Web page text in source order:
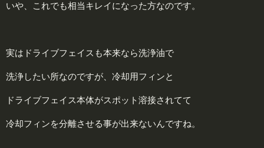
いや、これでも相当キレイになった方なのです。
実はドライブフェイスも本来なら洗浄油で
洗浄したい所なのですが、冷却用フィンと
ドライブフェイス本体がスポット溶接されてて
冷却フィンを分離させる事が出来ないんですね。